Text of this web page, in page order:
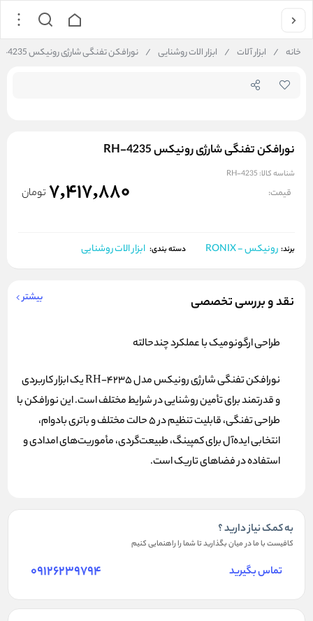
خانه / ابزار آلات / ابزار الات روشنایی / نورافکن تفنگی شارژی رونیکس RH-4235
نورافکن تفنگی شارژی رونیکس RH-4235
شناسه کالا: RH-4235
قیمت: 7,417,880 تومان
برند: رونیکس - RONIX دسته بندی: ابزار الات روشنایی
نقد و بررسی تخصصی بیشتر
طراحی ارگونومیک با عملکرد چندحالته
نورافکن تفنگی شارژی رونیکس مدل RH-4235 یک ابزار کاربردی
و قدرتمند برای تأمین روشنایی در شرایط مختلف است. این نورافکن با
طراحی تفنگی، قابلیت تنظیم در ۵ حالت مختلف و باتری بادوام،
انتخابی ایده‌آل برای کمپینگ، طبیعت‌گردی، مأموریت‌های امدادی و
استفاده در فضاهای تاریک است.
به کمک نیاز دارید ؟
کافیست با ما در میان بگذارید تا شما را راهنمایی کنیم
تماس بگیرید 09126239794